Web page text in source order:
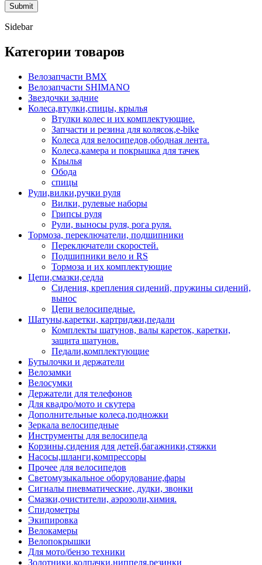
Sidebar
Категории товаров
Велозапчасти BMX
Велозапчасти SHIMANO
Звездочки задние
Колеса,втулки,спицы, крылья
Втулки колес и их комплектующие.
Запчасти и резина для колясок,e-bike
Колеса для велосипедов,ободная лента.
Колеса,камера и покрышка для тачек
Крылья
Обода
спицы
Рули,вилки,ручки руля
Вилки, рулевые наборы
Грипсы руля
Рули, выносы руля, рога руля.
Тормоза, переключатели, подшипники
Переключатели скоростей.
Подшипники вело и RS
Тормоза и их комплектующие
Цепи,смазки,седла
Сидения, крепления сидений, пружины сидений,
вынос
Цепи велосипедные.
Шатуны,каретки, картриджи,педали
Комплекты шатунов, валы кареток, каретки,
защита шатунов.
Педали,комплектующие
Бутылочки и держатели
Велозамки
Велосумки
Держатели для телефонов
Для квадро/мото и скутера
Дополнительные колеса,подножки
Зеркала велосипедные
Инструменты для велосипеда
Корзины,сидения для детей,багажники,стяжки
Насосы,шланги,компрессоры
Прочее для велосипедов
Светомузыкальное оборудование,фары
Сигналы пневматические, дудки, звонки
Смазки,очистители, аэрозоли,химия.
Спидометры
Экипировка
Велокамеры
Велопокрышки
Для мото/бензо техники
Золотники,колпачки,ниппеля,резинки